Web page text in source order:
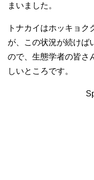
まいました。
トナカイはホッキョ
が、この状況が続けば
ので、生態学者の皆さ
しいところです。